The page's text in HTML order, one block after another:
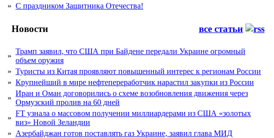
» С праздником Защитника Отечества!
Новости все статьи
»
Трамп заявил, что США при Байдене передали Украине огромный
объем оружия
» Туристы из Китая проявляют повышенный интерес к регионам России
» Крупнейший в мире нефтепереработчик нарастил закупки из России
»
Иран и Оман договорились о схеме возобновления движения через
Ормузский пролив на 60 дней
»
FT узнала о массовом получении миллиардерами из США «золотых
виз» Новой Зеландии
» Азербайджан готов поставлять газ Украине, заявил глава МИД